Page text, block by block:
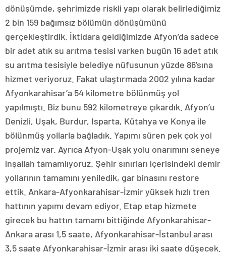
dönüşümde, şehrimizde riskli yapı olarak belirlediğimiz
2 bin 159 bağımsız bölümün dönüşümünü
gerçekleştirdik. İktidara geldiğimizde Afyon’da sadece
bir adet atık su arıtma tesisi varken bugün 16 adet atık
su arıtma tesisiyle belediye nüfusunun yüzde 86’sına
hizmet veriyoruz. Fakat ulaştırmada 2002 yılına kadar
Afyonkarahisar’a 54 kilometre bölünmüş yol
yapılmıştı. Biz bunu 592 kilometreye çıkardık. Afyon’u
Denizli, Uşak, Burdur, Isparta, Kütahya ve Konya ile
bölünmüş yollarla bağladık. Yapımı süren pek çok yol
projemiz var. Ayrıca Afyon-Uşak yolu onarımını seneye
inşallah tamamlıyoruz. Şehir sınırları içerisindeki demir
yollarının tamamını yeniledik, gar binasını restore
ettik. Ankara-Afyonkarahisar-İzmir yüksek hızlı tren
hattının yapımı devam ediyor. Etap etap hizmete
girecek bu hattın tamamı bittiğinde Afyonkarahisar-
Ankara arası 1,5 saate, Afyonkarahisar-İstanbul arası
3,5 saate Afyonkarahisar-İzmir arası iki saate düşecek.